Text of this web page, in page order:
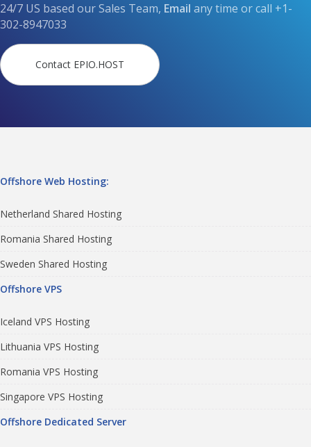
24/7 US based our Sales Team, Email any time or call +1-
302-8947033
Contact EPIO.HOST
Offshore Web Hosting:
Netherland Shared Hosting
Romania Shared Hosting
Sweden Shared Hosting
Offshore VPS
Iceland VPS Hosting
Lithuania VPS Hosting
Romania VPS Hosting
Singapore VPS Hosting
Offshore Dedicated Server